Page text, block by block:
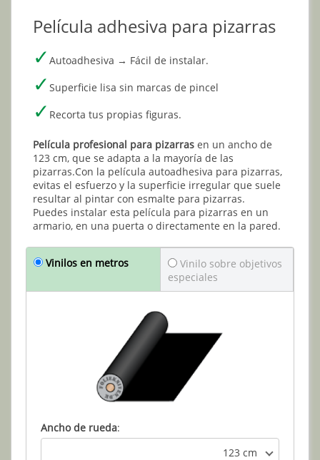
Película adhesiva para pizarras
✓ Autoadhesiva → Fácil de instalar.
✓ Superficie lisa sin marcas de pincel
✓ Recorta tus propias figuras.
Película profesional para pizarras en un ancho de
123 cm, que se adapta a la mayoría de las
pizarras.Con la película autoadhesiva para pizarras,
evitas el esfuerzo y la superficie irregular que suele
resultar al pintar con esmalte para pizarras.
Puedes instalar esta película para pizarras en un
armario, en una puerta o directamente en la pared.
Vinilos en metros
Vinilo sobre objetivos
especiales
Ancho de rueda:
123 cm